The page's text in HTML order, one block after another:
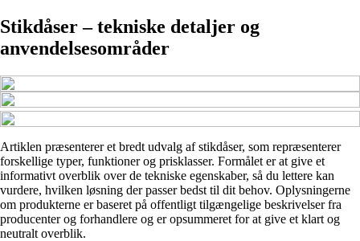
Stikdåser – tekniske detaljer og
anvendelsesområder
Artiklen præsenterer et bredt udvalg af stikdåser, som repræsenterer
forskellige typer, funktioner og prisklasser. Formålet er at give et
informativt overblik over de tekniske egenskaber, så du lettere kan
vurdere, hvilken løsning der passer bedst til dit behov. Oplysningerne
om produkterne er baseret på offentligt tilgængelige beskrivelser fra
producenter og forhandlere og er opsummeret for at give et klart og
neutralt overblik.